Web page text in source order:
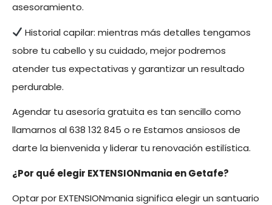
asesoramiento.
Historial capilar: mientras más detalles tengamos
sobre tu cabello y su cuidado, mejor podremos
atender tus expectativas y garantizar un resultado
perdurable.
Agendar tu asesoría gratuita es tan sencillo como
llamarnos al 638 132 845 o re Estamos ansiosos de
darte la bienvenida y liderar tu renovación estilística.
¿Por qué elegir EXTENSIONmania en Getafe?
Optar por EXTENSIONmania significa elegir un santuario